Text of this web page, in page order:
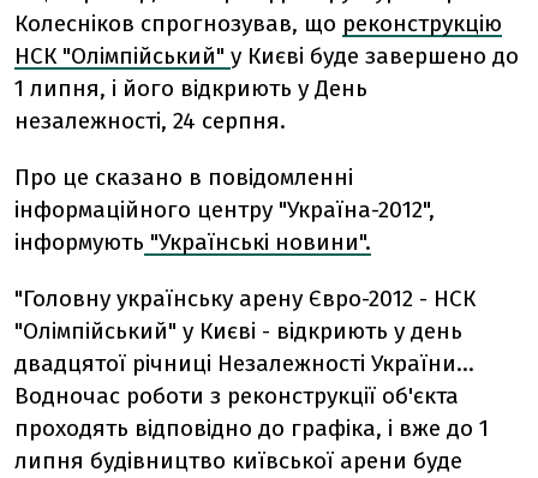
Колесніков спрогнозував, що реконструкцію
НСК "Олімпійський" у Києві буде завершено до
1 липня, і його відкриють у День
незалежності, 24 серпня.
Про це сказано в повідомленні
інформаційного центру "Україна-2012",
інформують "Українські новини".
"Головну українську арену Євро-2012 - НСК
"Олімпійський" у Києві - відкриють у день
двадцятої річниці Незалежності України...
Водночас роботи з реконструкції об'єкта
проходять відповідно до графіка, і вже до 1
липня будівництво київської арени буде